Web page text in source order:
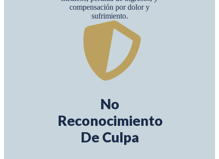
compensación por dolor y
sufrimiento.
No
Reconocimiento
De Culpa